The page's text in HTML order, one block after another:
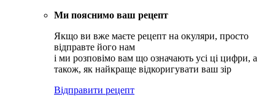
Ми пояснимо ваш рецепт
Якщо ви вже маєте рецепт на окуляри, просто
відправте його нам
і ми розповімо вам що означають усі ці цифри, а
також, як найкраще відкоригувати ваш зір
Відправити рецепт